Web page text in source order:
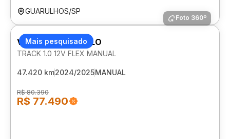
GUARULHOS/SP
Mais pesquisado
Foto 360º
VOLKSWAGEN POLO
TRACK 1.0 12V FLEX MANUAL
47.420 km2024/2025MANUAL
R$ 80.390
R$ 77.490